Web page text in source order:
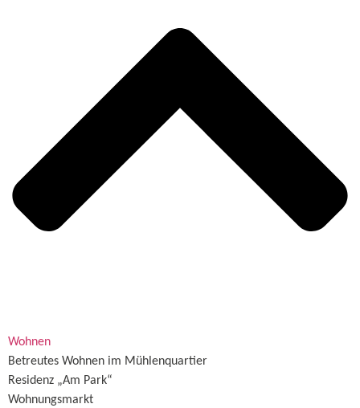
Wohnen
Betreutes Wohnen im Mühlenquartier
Residenz „Am Park“
Wohnungsmarkt